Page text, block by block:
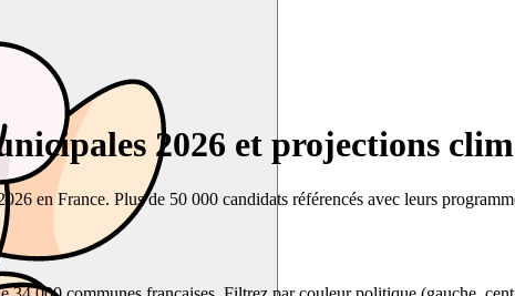
2026 et projections
en France. Plus de 50 000 candidats référencés avec leurs